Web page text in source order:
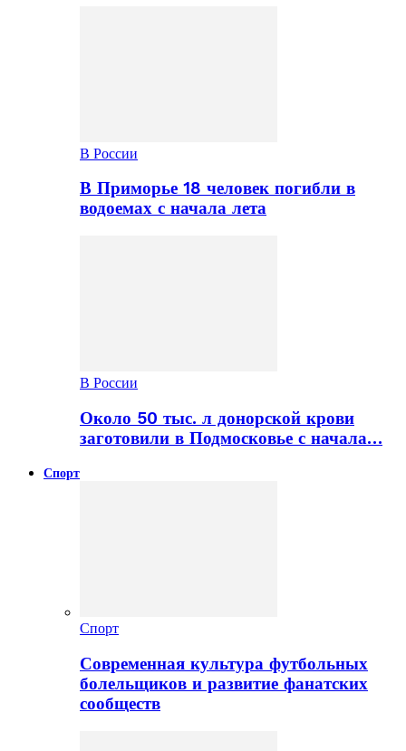
В России
В Приморье 18 человек погибли в
водоемах с начала лета
В России
Около 50 тыс. л донорской крови
заготовили в Подмосковье с начала…
Спорт
Спорт
Современная культура футбольных
болельщиков и развитие фанатских
сообществ